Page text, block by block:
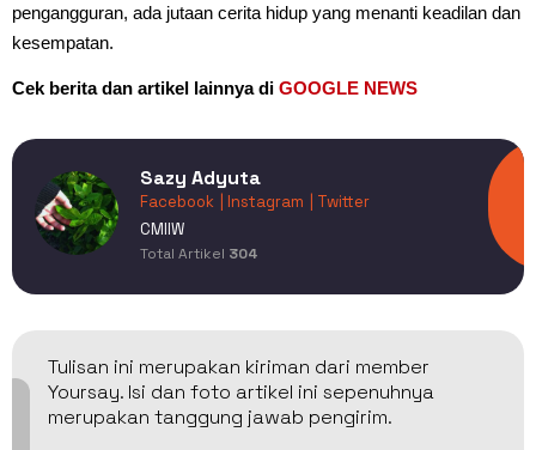
pengangguran, ada jutaan cerita hidup yang menanti keadilan dan
kesempatan.
Cek berita dan artikel lainnya di GOOGLE NEWS
Sazy Adyuta
Facebook | Instagram
| Twitter
CMIIW
Total Artikel 304
Tulisan ini merupakan kiriman dari member
Yoursay. Isi dan foto artikel ini sepenuhnya
merupakan tanggung jawab pengirim.